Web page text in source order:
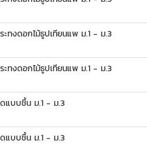
ทงดอกไม้ธูปเทียนแพ ม.1 - ม.3
ทงดอกไม้ธูปเทียนแพ ม.1 - ม.3
แบบชื้น ม.1 - ม.3
แบบชื้น ม.1 - ม.3